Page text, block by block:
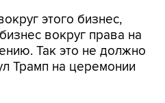
этого бизнес,
вокруг права на
Так это не должно
Трамп на церемонии